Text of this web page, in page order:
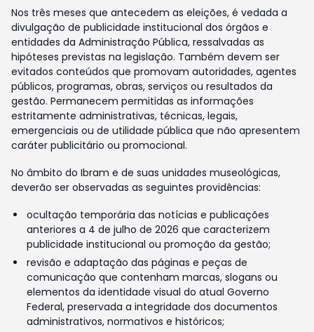
Nos três meses que antecedem as eleições, é vedada a
divulgação de publicidade institucional dos órgãos e
entidades da Administração Pública, ressalvadas as
hipóteses previstas na legislação. Também devem ser
evitados conteúdos que promovam autoridades, agentes
públicos, programas, obras, serviços ou resultados da
gestão. Permanecem permitidas as informações
estritamente administrativas, técnicas, legais,
emergenciais ou de utilidade pública que não apresentem
caráter publicitário ou promocional.
No âmbito do Ibram e de suas unidades museológicas,
deverão ser observadas as seguintes providências:
ocultação temporária das notícias e publicações
anteriores a 4 de julho de 2026 que caracterizem
publicidade institucional ou promoção da gestão;
revisão e adaptação das páginas e peças de
comunicação que contenham marcas, slogans ou
elementos da identidade visual do atual Governo
Federal, preservada a integridade dos documentos
administrativos, normativos e históricos;